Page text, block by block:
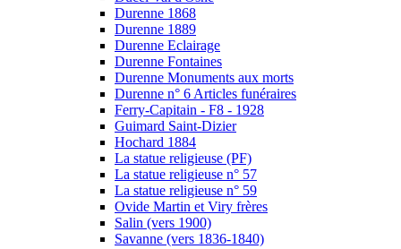
Durenne 1868
Durenne 1889
Durenne Eclairage
Durenne Fontaines
Durenne Monuments aux morts
Durenne n° 6 Articles funéraires
Ferry-Capitain - F8 - 1928
Guimard Saint-Dizier
Hochard 1884
La statue religieuse (PF)
La statue religieuse n° 57
La statue religieuse n° 59
Ovide Martin et Viry frères
Salin (vers 1900)
Savanne (vers 1836-1840)